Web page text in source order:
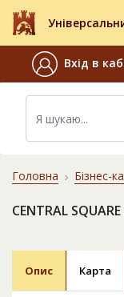
Вхід в
Головна Бізнес-
CENTRAL
Опис Карта